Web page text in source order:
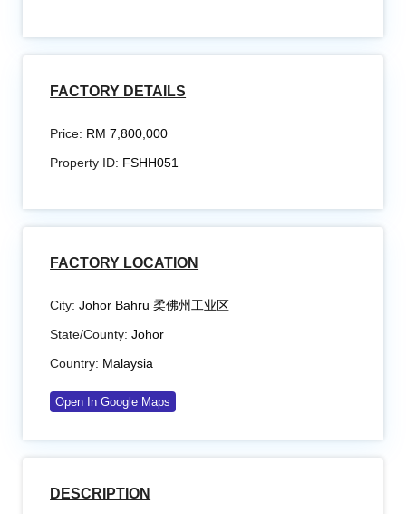
FACTORY DETAILS
Price: RM 7,800,000
Property ID: FSHH051
FACTORY LOCATION
City: Johor Bahru 柔佛州工业区
State/County: Johor
Country: Malaysia
Open In Google Maps
DESCRIPTION